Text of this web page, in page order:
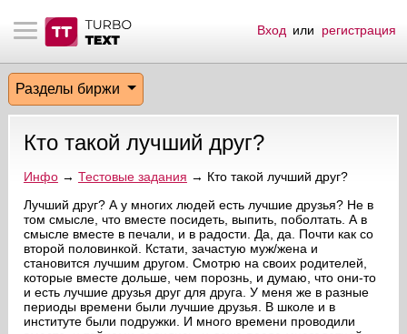
материалы
биржи
эфир
на сайте
пользователей
сообщения
по форуму
Вход или регистрация
Разделы биржи
Кто такой лучший друг?
Инфо→ Тестовые задания → Кто такой лучший друг?
Лучший друг? А у многих людей есть лучшие друзья? Не в
том смысле, что вместе посидеть, выпить, поболтать. А в
смысле вместе в печали, и в радости. Да, да. Почти как со
второй половинкой. Кстати, зачастую муж/жена и
становится лучшим другом. Смотрю на своих родителей,
которые вместе дольше, чем порознь, и думаю, что они-то
и есть лучшие друзья друг для друга. У меня же в разные
периоды времени были лучшие друзья. В школе и в
институте были подружки. И много времени проводили